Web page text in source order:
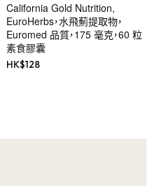
California Gold Nutrition,
EuroHerbs，水飛薊提取物，
Euromed 品質，175 毫克，60 粒
素食膠囊
HK$128